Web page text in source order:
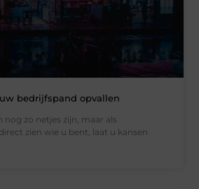
bedrijfspand opvallen
nog zo netjes zijn, maar als
zien wie u bent, laat u kansen